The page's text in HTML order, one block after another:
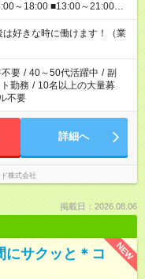
～18:00 ■13:00～21:00
を教えてください！
は好きな時に働けます！（業
不要 / 40～50代活躍中 / 副
勤務 / 10名以上の大量募
不要
詳細へ
株式会社
掲載日：2026.08.06
NEW
にサクッと＊コ